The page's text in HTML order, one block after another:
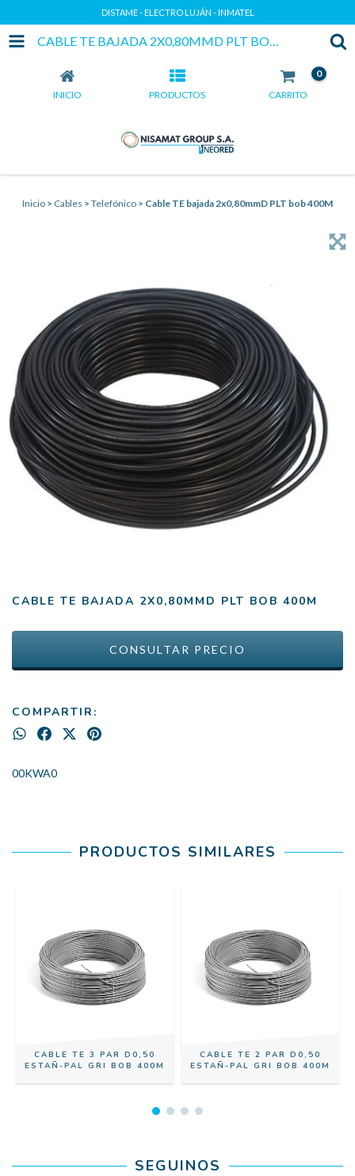
DISTAME - ELECTRO LUJÁN - INMATEL
CABLE TE BAJADA 2X0,80MMD PLT BOB 400M
INICIO PRODUCTOS CARRITO
0
Inicio > Cables > Telefónico > Cable TE bajada 2x0,80mmD PLT bob 400M
CABLE TE BAJADA 2X0,80MMD PLT BOB 400M
COMPARTIR:
00KWA0
PRODUCTOS SIMILARES
CABLE TE 3 PAR D0,50
ESTAÑ-PAL GRI BOB 400M
CABLE TE 2 PAR D0,50
ESTAÑ-PAL GRI BOB 400M
SEGUINOS